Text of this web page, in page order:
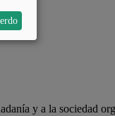
y a la sociedad